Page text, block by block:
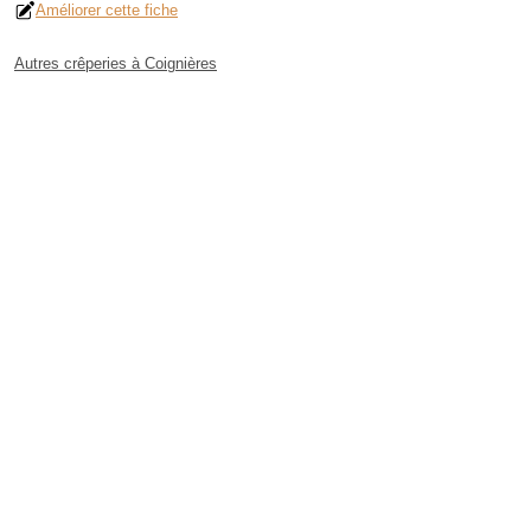
Améliorer cette fiche
Autres crêperies à Coignières